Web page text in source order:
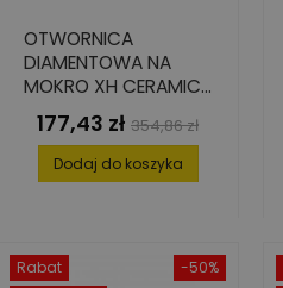
OTWORNICA
DIAMENTOWA NA
MOKRO XH CERAMICS
70 MM
Cena
177,43 zł Cena
podstawowa
354,86 zł
Dodaj do koszyka
-50%
Rabat